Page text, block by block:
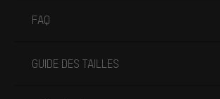
FAQ
GUIDE DES TAILLES